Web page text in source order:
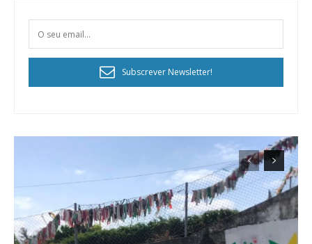
Subscrever Newsletter!